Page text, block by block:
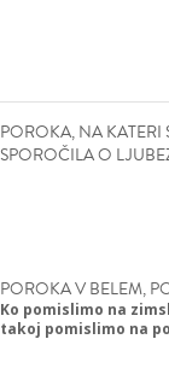
POROKA, NA KATERI
SPOROČILA O
POROKA V BELEM,
Ko pomislimo na
takoj pomislimo na